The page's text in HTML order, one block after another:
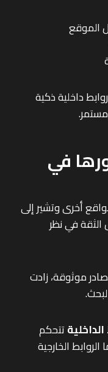
الموقع
داخلية ذكية
في
أخرى وتشير إلى
في نظر
موثوقة، زادت
تتحكم
الخارجية